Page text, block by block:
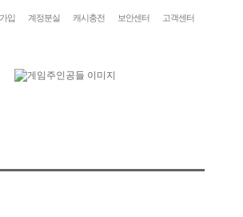
입 계정분실 캐시충전 보안센터 고객센터